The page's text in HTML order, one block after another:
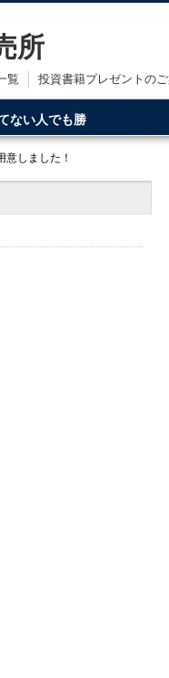
所
覧 投資書籍プレゼントの
ない人でも勝
意しました！